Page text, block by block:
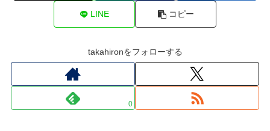
LINE コピー
takahironをフォローする
0